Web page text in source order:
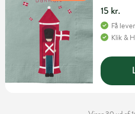
15 kr.
Få
Klik &